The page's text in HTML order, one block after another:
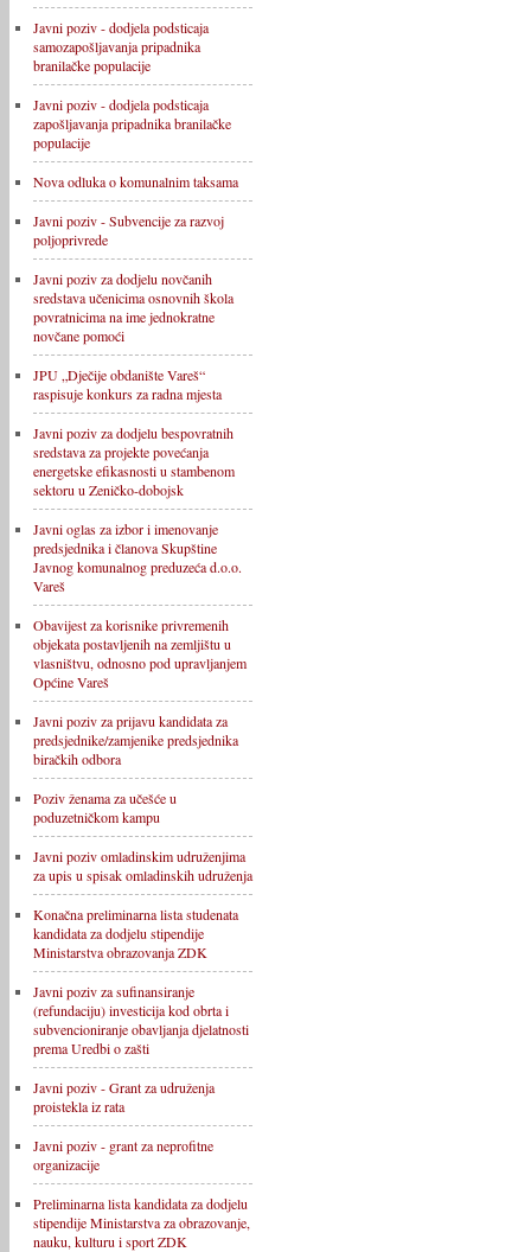
Javni poziv - dodjela podsticaja
samozapošljavanja pripadnika
branilačke populacije
Javni poziv - dodjela podsticaja
zapošljavanja pripadnika branilačke
populacije
Nova odluka o komunalnim taksama
Javni poziv - Subvencije za razvoj
poljoprivrede
Javni poziv za dodjelu novčanih
sredstava učenicima osnovnih škola
povratnicima na ime jednokratne
novčane pomoći
JPU „Dječije obdanište Vareš“
raspisuje konkurs za radna mjesta
Javni poziv za dodjelu bespovratnih
sredstava za projekte povećanja
energetske efikasnosti u stambenom
sektoru u Zeničko-dobojsk
Javni oglas za izbor i imenovanje
predsjednika i članova Skupštine
Javnog komunalnog preduzeća d.o.o.
Vareš
Obavijest za korisnike privremenih
objekata postavljenih na zemljištu u
vlasništvu, odnosno pod upravljanjem
Općine Vareš
Javni poziv za prijavu kandidata za
predsjednike/zamjenike predsjednika
biračkih odbora
Poziv ženama za učešće u
poduzetničkom kampu
Javni poziv omladinskim udruženjima
za upis u spisak omladinskih udruženja
Konačna preliminarna lista studenata
kandidata za dodjelu stipendije
Ministarstva obrazovanja ZDK
Javni poziv za sufinansiranje
(refundaciju) investicija kod obrta i
subvencioniranje obavljanja djelatnosti
prema Uredbi o zašti
Javni poziv - Grant za udruženja
proistekla iz rata
Javni poziv - grant za neprofitne
organizacije
Preliminarna lista kandidata za dodjelu
stipendije Ministarstva za obrazovanje,
nauku, kulturu i sport ZDK